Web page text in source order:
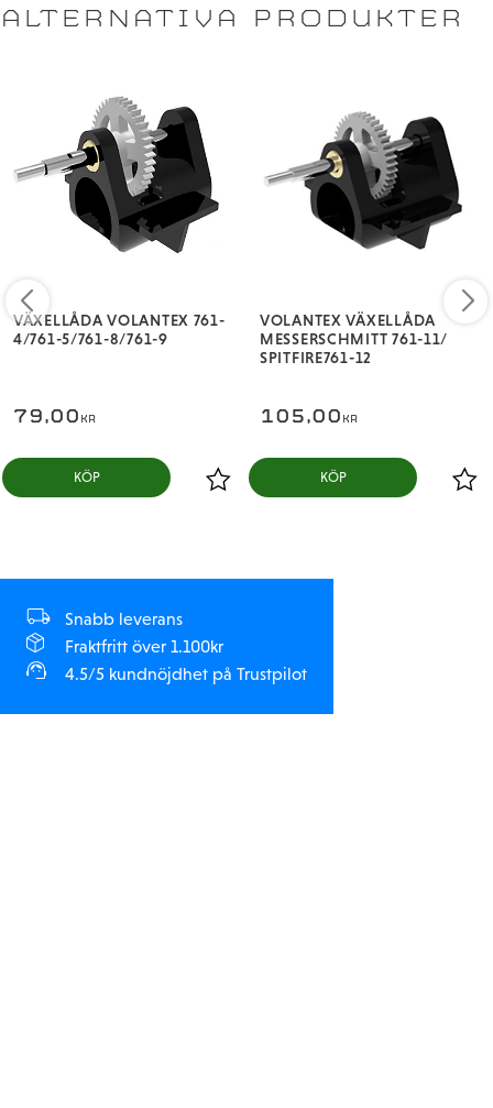
ALTERNATIVA PRODUKTER
VÄXELLÅDA VOLANTEX 761-
4/761-5/761-8/761-9
79,00 KR
KÖP
VOLANTEX VÄXELLÅDA
MESSERSCHMITT 761-11/
SPITFIRE761-12
105,00 KR
KÖP
Snabb leverans
Fraktfritt över 1.100kr
4.5/5 kundnöjdhet på Trustpilot